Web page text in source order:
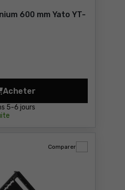
600 mm Yato YT-
5-6 jours
Acheter
Règle en aluminium 600
Comparer